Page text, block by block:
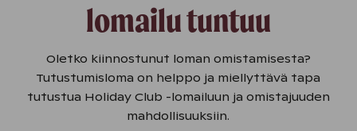
lomailu tuntuu
Oletko kiinnostunut loman omistamisesta?
Tutustumisloma on helppo ja miellyttävä tapa
tutustua Holiday Club -lomailuun ja omistajuuden
mahdollisuuksiin.